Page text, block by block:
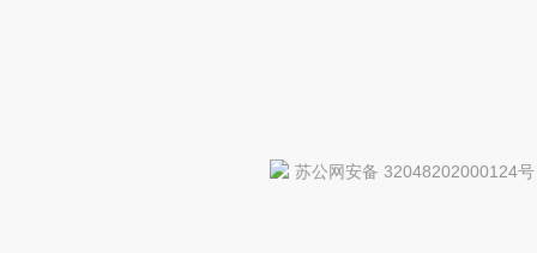
苏公网安备 32048202000124号